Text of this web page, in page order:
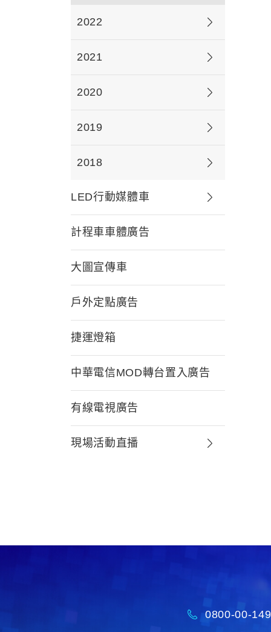
2022
2021
2020
2019
2018
LED行動媒體車
計程車車體廣告
大圖宣傳車
戶外定點廣告
捷運燈箱
中華電信MOD轉台置入廣告
有線電視廣告
現場活動直播
0800-00-